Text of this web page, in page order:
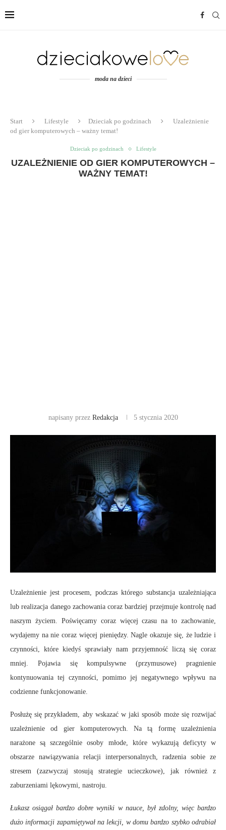
moda na dzieci
Start Lifestyle Dzieciak po godzinach
Uzależnienie
od gier komputerowych – ważny temat!
Dzieciak po godzinach Lifestyle
UZALEŻNIENIE OD GIER KOMPUTEROWYCH –
WAŻNY TEMAT!
napisany przez Redakcja 5 stycznia 2020
Uzależnienie jest procesem, podczas którego substancja uzależniająca
lub realizacja danego zachowania coraz bardziej przejmuje kontrolę nad
naszym życiem. Poświęcamy coraz więcej czasu na to zachowanie,
wydajemy na nie coraz więcej pieniędzy. Nagle okazuje się, że ludzie i
czynności, które kiedyś sprawiały nam przyjemność liczą się coraz
mniej. Pojawia się kompulsywne (przymusowe) pragnienie
kontynuowania tej czynności, pomimo jej negatywnego wpływu na
codzienne funkcjonowanie.
Posłużę się przykładem, aby wskazać w jaki sposób może się rozwijać
uzależnienie od gier komputerowych. Na tą formę uzależnienia
narażone są szczególnie osoby młode, które wykazują deficyty w
obszarze nawiązywania relacji interpersonalnych, radzenia sobie ze
stresem (zazwyczaj stosują strategie ucieczkowe), jak również z
zaburzeniami lękowymi, nastroju.
Łukasz osiągał bardzo dobre wyniki w nauce, był zdolny, więc bardzo
dużo informacji zapamiętywał na lekcji, w domu bardzo szybko odrabiał